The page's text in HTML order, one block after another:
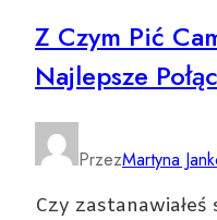
warto
zrobić
je
Z Czym Pić
Najlepsze
PrzezMartyna
Czy